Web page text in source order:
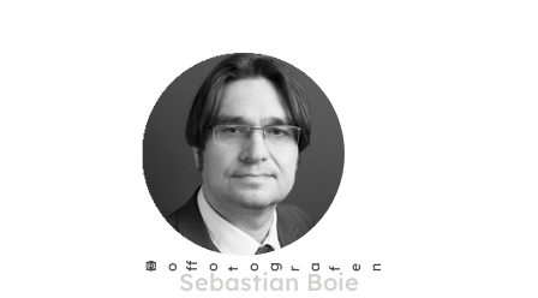
©
Ho f
fotog r
a fen
Sebastian Boie